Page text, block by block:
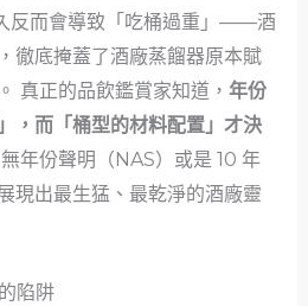
反而會導致「吃桶過重」——酒
徹底掩蓋了酒廠蒸餾器原本賦
真正的品飲鑑賞家知道， 年份
，而「桶型的材料配置」才決
年份聲明（NAS）或是 10 年
現出最生猛、最乾淨的酒廠靈
陷阱